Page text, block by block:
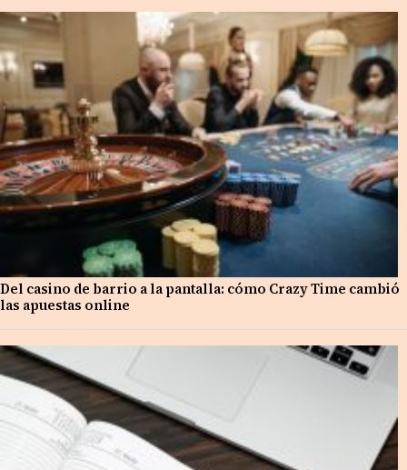
Del casino de barrio a la pantalla: cómo Crazy Time cambió
las apuestas online